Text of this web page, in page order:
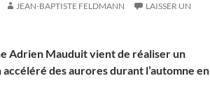
JEAN-BAPTISTE FELDMANN
LAISSER UN
Adrien Mauduit vient de réaliser un
des aurores durant l’automne en